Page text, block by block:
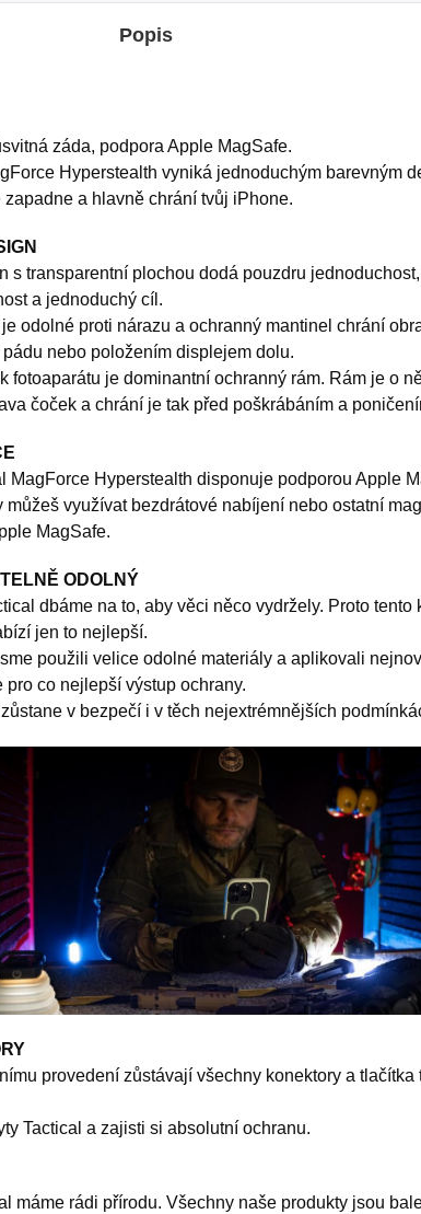
Popis
záda, podpora Apple MagSafe.
Hyperstealth vyniká jednoduchým barevným
zapadne a hlavně chrání tvůj iPhone.
s transparentní plochou dodá pouzdru jednoduchost,
a jednoduchý cíl.
odolné proti nárazu a ochranný mantinel chrání
nebo položením displejem dolu.
fotoaparátu je dominantní ochranný rám. Rám je o
čoček a chrání je tak před poškrábáním a
MagForce Hyperstealth disponuje podporou Apple
můžeš využívat bezdrátové nabíjení nebo ostatní
MagSafe.
ODOLNÝ
dbáme na to, aby věci něco vydržely. Proto tento
jen to nejlepší.
použili velice odolné materiály a aplikovali
pro co nejlepší výstup ochrany.
v bezpečí i v těch nejextrémnějších
provedení zůstávají všechny konektory a tlačítka
Tactical a zajisti si absolutní ochranu.
máme rádi přírodu. Všechny naše produkty jsou